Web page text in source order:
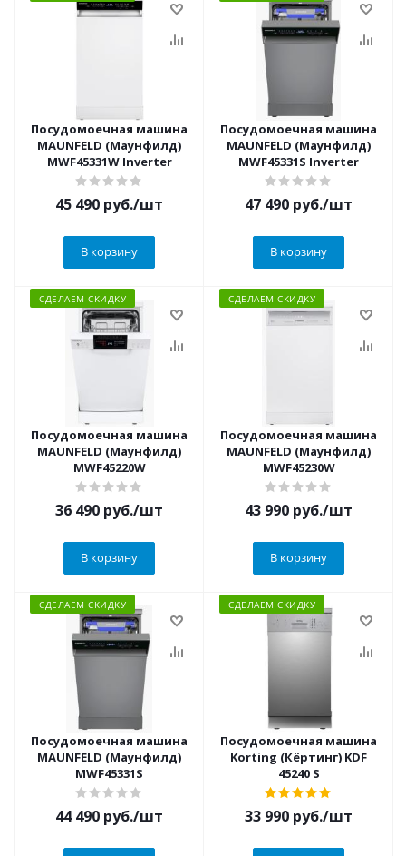
Посудомоечная машина
MAUNFELD (Маунфилд)
MWF45331W Inverter
45 490 руб./шт
В корзину
Посудомоечная машина
MAUNFELD (Маунфилд)
MWF45331S Inverter
47 490 руб./шт
В корзину
СДЕЛАЕМ СКИДКУ
Посудомоечная машина
MAUNFELD (Маунфилд)
MWF45220W
36 490 руб./шт
В корзину
СДЕЛАЕМ СКИДКУ
Посудомоечная машина
MAUNFELD (Маунфилд)
MWF45230W
43 990 руб./шт
В корзину
СДЕЛАЕМ СКИДКУ
Посудомоечная машина
MAUNFELD (Маунфилд)
MWF45331S
44 490 руб./шт
СДЕЛАЕМ СКИДКУ
Посудомоечная машина
Korting (Кёртинг) KDF
45240 S
33 990 руб./шт